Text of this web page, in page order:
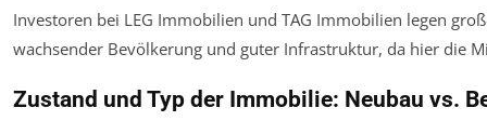
Investoren bei LEG Immobilien und TAG Immobilien legen
wachsender Bevölkerung und guter Infrastruktur, da hier die
Zustand und Typ der Immobilie: Neubau vs.